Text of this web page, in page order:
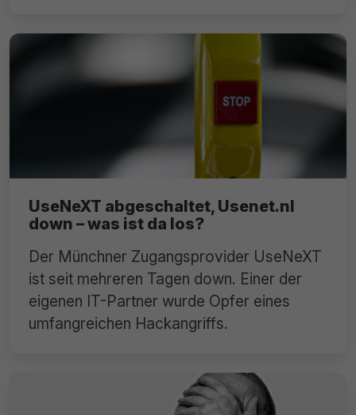
UseNeXT abgeschaltet, Usenet.nl
down – was ist da los?
Der Münchner Zugangsprovider UseNeXT
ist seit mehreren Tagen down. Einer der
eigenen IT-Partner wurde Opfer eines
umfangreichen Hackangriffs.